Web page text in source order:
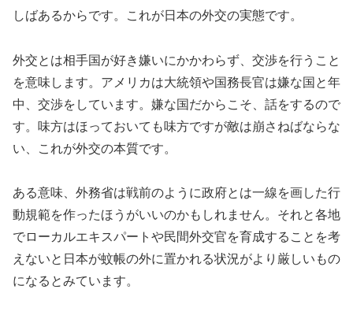
しばあるからです。これが日本の外交の実態です。
外交とは相手国が好き嫌いにかかわらず、交渉を行うこと
を意味します。アメリカは大統領や国務長官は嫌な国と年
中、交渉をしています。嫌な国だからこそ、話をするので
す。味方はほっておいても味方ですが敵は崩さねばならな
い、これが外交の本質です。
ある意味、外務省は戦前のように政府とは一線を画した行
動規範を作ったほうがいいのかもしれません。それと各地
でローカルエキスパートや民間外交官を育成することを考
えないと日本が蚊帳の外に置かれる状況がより厳しいもの
になるとみています。